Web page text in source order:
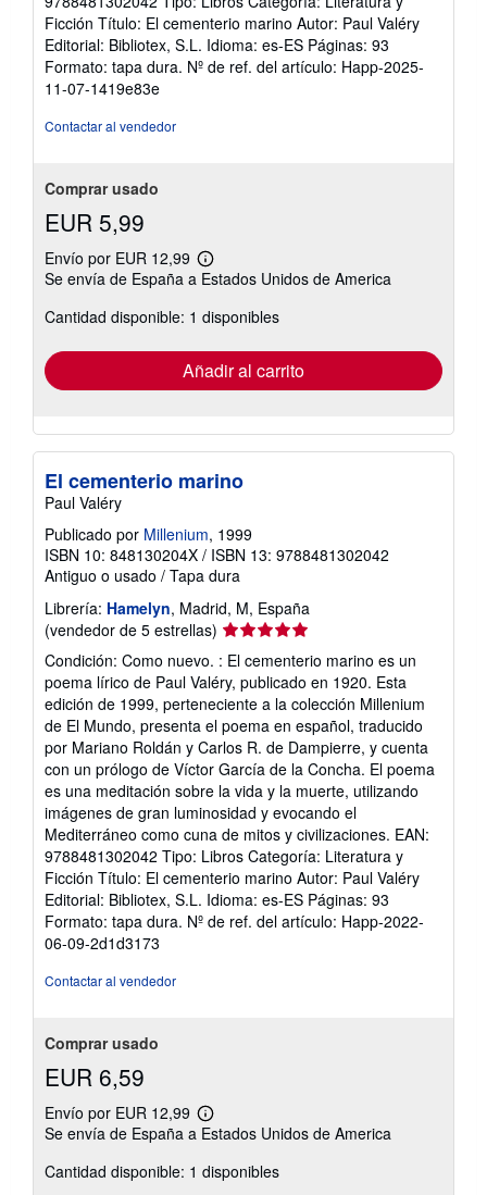
Ficción Título: El cementerio marino Autor: Paul Valéry
Editorial: Bibliotex, S.L. Idioma: es-ES Páginas: 93
Formato: tapa dura. Nº de ref. del artículo: Happ-2025-
11-07-1419e83e
Contactar al vendedor
Comprar usado
EUR 5,99
Envío por EUR 12,99
Más
información
las
tarifas
envío
Se envía de España a Estados Unidos de America
Cantidad disponible: 1 disponibles
Añadir al carrito
El cementerio marino
Paul Valéry
Publicado por Millenium, 1999
ISBN 10: 848130204X / ISBN 13: 9788481302042
Antiguo o usado / Tapa dura
Librería: Hamelyn, Madrid, M, España
(vendedor de 5 estrellas) Calificación
del
vendedor:
5
de
5
estrellas
Condición: Como nuevo. : El cementerio marino es un
poema lírico de Paul Valéry, publicado en 1920. Esta
edición de 1999, perteneciente a la colección Millenium
de El Mundo, presenta el poema en español, traducido
por Mariano Roldán y Carlos R. de Dampierre, y cuenta
con un prólogo de Víctor García de la Concha. El poema
es una meditación sobre la vida y la muerte, utilizando
imágenes de gran luminosidad y evocando el
Mediterráneo como cuna de mitos y civilizaciones. EAN:
9788481302042 Tipo: Libros Categoría: Literatura y
Ficción Título: El cementerio marino Autor: Paul Valéry
Editorial: Bibliotex, S.L. Idioma: es-ES Páginas: 93
Formato: tapa dura. Nº de ref. del artículo: Happ-2022-
06-09-2d1d3173
Contactar al vendedor
Comprar usado
EUR 6,59
Envío por EUR 12,99
Más
información
las
tarifas
Se envía de España a Estados Unidos de America
Cantidad disponible: 1 disponibles